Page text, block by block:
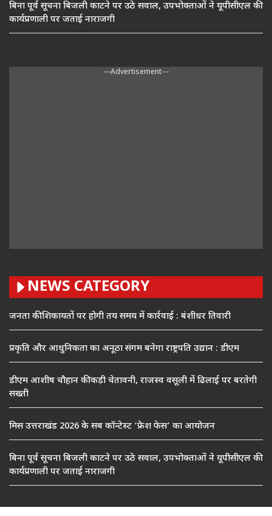
बिना पूर्व सूचना बिजली काटने पर उठे सवाल, उपभोक्ताओं ने यूपीसीएल की
कार्यप्रणाली पर जताई नाराजगी
---Advertisement---
NEWS CATEGORY
जनता की शिकायतों पर होगी तय समय में कार्रवाई : बंशीधर तिवारी
प्रकृति और आधुनिकता का अनूठा संगम बनेगा राष्ट्रपति उद्यान : डीएम
डीएम आशीष चौहान की कड़ी चेतावनी, राजस्व वसूली में ढिलाई पर बरतेगी
सख्ती
मिस उत्तराखंड 2026 के सब कॉन्टेस्ट ‘फ्रेश फेस’ का आयोजन
बिना पूर्व सूचना बिजली काटने पर उठे सवाल, उपभोक्ताओं ने यूपीसीएल की
कार्यप्रणाली पर जताई नाराजगी